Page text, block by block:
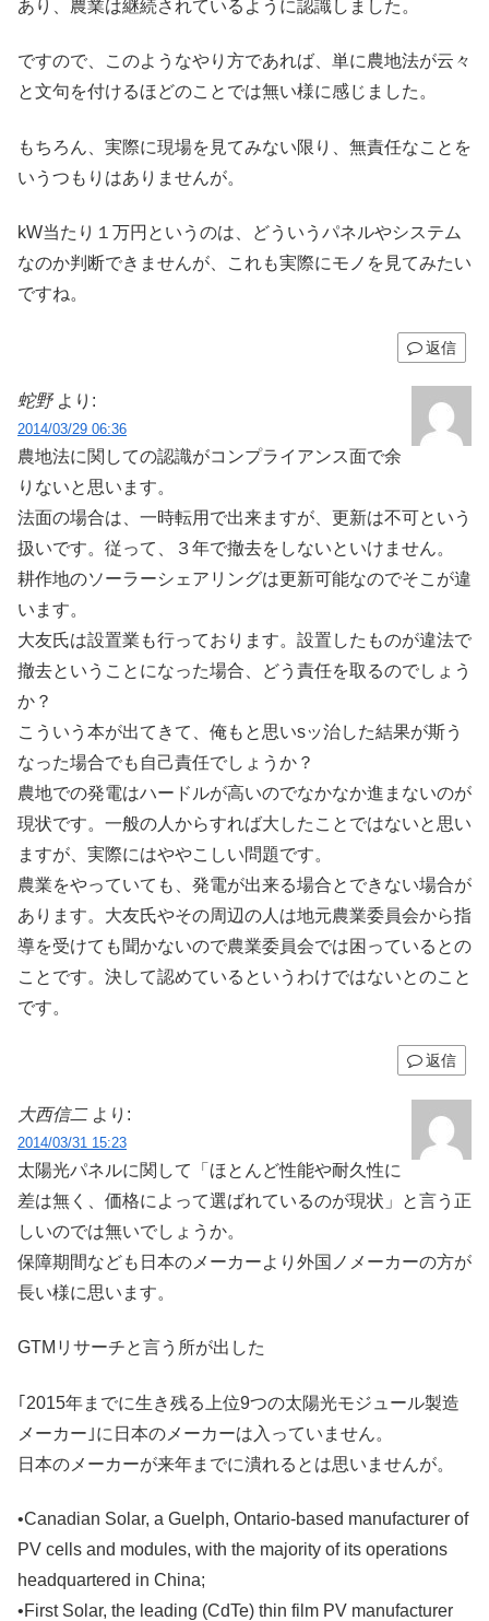
あり、農業は継続されているように認識しました。
ですので、このようなやり方であれば、単に農地法が云々
と文句を付けるほどのことでは無い様に感じました。
もちろん、実際に現場を見てみない限り、無責任なことを
いうつもりはありませんが。
kW当たり１万円というのは、どういうパネルやシステム
なのか判断できませんが、これも実際にモノを見てみたい
ですね。
返信
蛇野 より:
2014/03/29 06:36
農地法に関しての認識がコンプライアンス面で余
りないと思います。
法面の場合は、一時転用で出来ますが、更新は不可という
扱いです。従って、３年で撤去をしないといけません。
耕作地のソーラーシェアリングは更新可能なのでそこが違
います。
大友氏は設置業も行っております。設置したものが違法で
撤去ということになった場合、どう責任を取るのでしょう
か？
こういう本が出てきて、俺もと思いsッ治した結果が斯う
なった場合でも自己責任でしょうか？
農地での発電はハードルが高いのでなかなか進まないのが
現状です。一般の人からすれば大したことではないと思い
ますが、実際にはややこしい問題です。
農業をやっていても、発電が出来る場合とできない場合が
あります。大友氏やその周辺の人は地元農業委員会から指
導を受けても聞かないので農業委員会では困っているとの
ことです。決して認めているというわけではないとのこと
です。
返信
大西信二 より:
2014/03/31 15:23
太陽光パネルに関して「ほとんど性能や耐久性に
差は無く、価格によって選ばれているのが現状」と言う正
しいのでは無いでしょうか。
保障期間なども日本のメーカーより外国ノメーカーの方が
長い様に思います。
GTMリサーチと言う所が出した
｢2015年までに生き残る上位9つの太陽光モジュール製造
メーカー｣に日本のメーカーは入っていません。
日本のメーカーが来年までに潰れるとは思いませんが。
•Canadian Solar, a Guelph, Ontario-based manufacturer of
PV cells and modules, with the majority of its operations
headquartered in China;
•First Solar, the leading (CdTe) thin film PV manufacturer